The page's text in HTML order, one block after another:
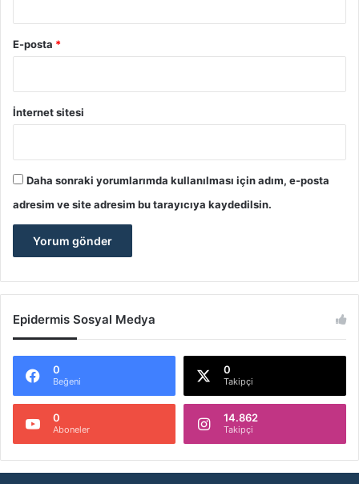
E-posta *
İnternet sitesi
Daha sonraki yorumlarımda kullanılması için adım, e-posta
adresim ve site adresim bu tarayıcıya kaydedilsin.
Epidermis Sosyal Medya
0
Beğeni
0
Takipçi
0
Aboneler
14.862
Takipçi